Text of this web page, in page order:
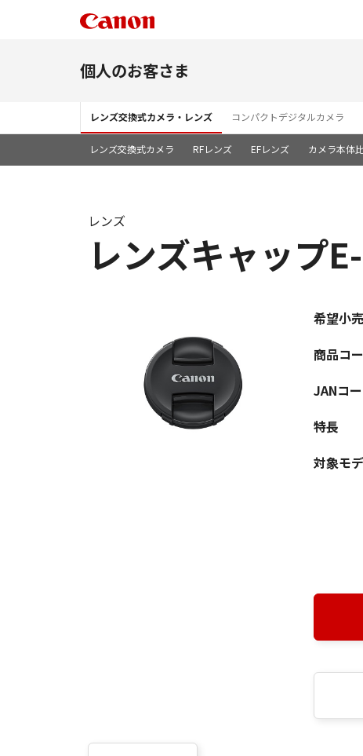
個人のお客さま
レンズ交換式カメラ・レンズ コンパクトデジタルカメラ
レンズ交換式カメラ RFレンズ EFレンズ カメラ本体
レンズキャップ
レンズ
希望小
商品コ
JANコ
特長
対象モ